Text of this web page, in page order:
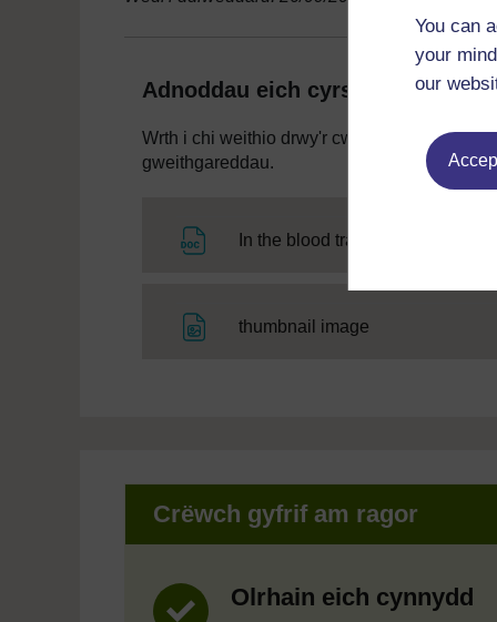
You can
your
our
Adnoddau eich cyrsiau
Wrth i chi weithio drwy'r cwrs hwn, bydd
gweithgareddau.
In the blood transcript
thumbnail image
Crëwch gyfrif am ragor
Olrhain eich cynnydd